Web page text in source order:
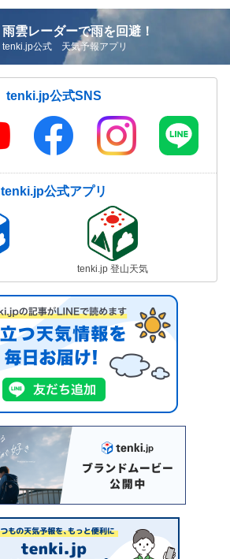
雨雲レーダーで雨を回避！
tenki.jp公式 天気予報アプリ
tenki.jp公式SNS
tenki.jp公式アプリ
tenki.jp 登山天気